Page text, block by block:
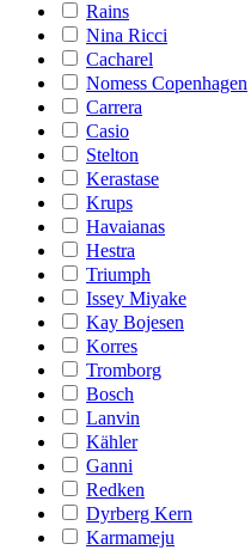
Rains
Nina Ricci
Cacharel
Nomess Copenhagen
Carrera
Casio
Stelton
Kerastase
Krups
Havaianas
Hestra
Triumph
Issey Miyake
Kay Bojesen
Korres
Tromborg
Bosch
Lanvin
Kähler
Ganni
Redken
Dyrberg Kern
Karmameju